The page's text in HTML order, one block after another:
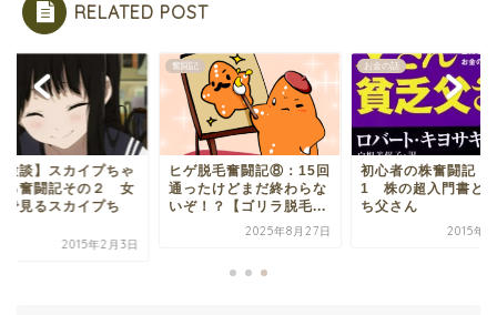
RELATED POST
験談】スカイプちゃ
る奮闘記その２ 女
で見るスカイプち
2015年2月3日
奮闘記
ヒゲ脱毛奮闘記⑧：15回
通ったけどまだ終わらな
いぞ！？【ゴリラ脱毛...
2025年8月27日
お金の話
初心者の株奮闘記
1 株の超入門書と
ち父さん
2015年9